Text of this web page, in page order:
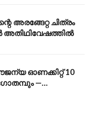
അരങ്ങേറ്റ ചിത്രം
അതിഥിവേഷത്തിൽ
ഓണക്കിറ്റ് 10
—